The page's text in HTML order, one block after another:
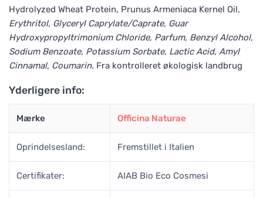
Hydrolyzed Wheat Protein, Prunus Armeniaca Kernel Oil,
Erythritol, Glyceryl Caprylate/Caprate, Guar
Hydroxypropyltrimonium Chloride, Parfum, Benzyl Alcohol,
Sodium Benzoate, Potassium Sorbate, Lactic Acid, Amyl
Cinnamal, Coumarin. Fra kontrolleret økologisk landbrug
Yderligere info:
Mærke Officina Naturae
Oprindelsesland: Fremstillet i Italien
Certifikater: AIAB Bio Eco Cosmesi